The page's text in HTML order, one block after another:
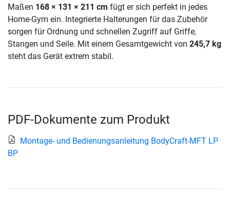
Maßen 168 × 131 × 211 cm fügt er sich perfekt in jedes
Home-Gym ein. Integrierte Halterungen für das Zubehör
sorgen für Ordnung und schnellen Zugriff auf Griffe,
Stangen und Seile. Mit einem Gesamtgewicht von 245,7 kg
steht das Gerät extrem stabil.
PDF-Dokumente zum Produkt
Montage- und Bedienungsanleitung BodyCraft-MFT LP
BP